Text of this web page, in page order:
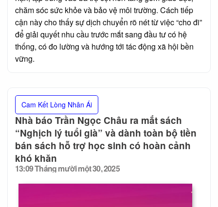
chăm sóc sức khỏe và bảo vệ môi trường. Cách tiếp
cận này cho thấy sự dịch chuyển rõ nét từ việc “cho đi”
để giải quyết nhu cầu trước mắt sang đầu tư có hệ
thống, có đo lường và hướng tới tác động xã hội bền
vững.
Cam Kết Lòng Nhân Ái
Nhà báo Trần Ngọc Châu ra mắt sách
“Nghịch lý tuổi già” và dành toàn bộ tiền
bán sách hỗ trợ học sinh có hoàn cảnh
khó khăn
Posted
on
13:09 Tháng mười một 30, 2025